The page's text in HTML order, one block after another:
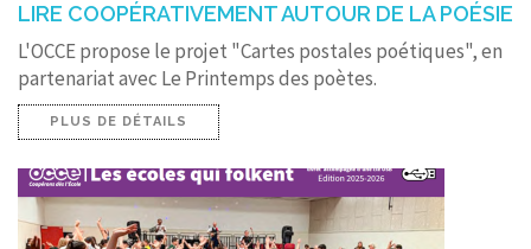
LIRE COOPÉRATIVEMENT AUTOUR DE LA POÉSIE
L'OCCE propose le projet "Cartes postales poétiques", en
partenariat avec Le Printemps des poètes.
PLUS DE DÉTAILS